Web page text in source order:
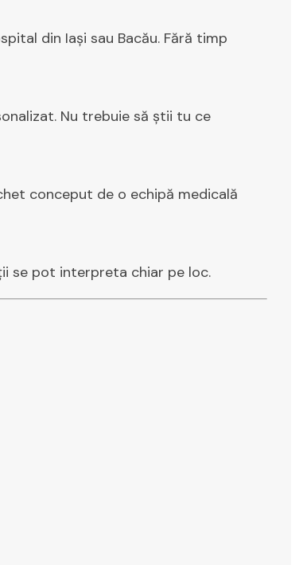
din Iași sau Bacău. Fără timp
Nu trebuie să știi tu ce
conceput de o echipă medicală
se pot interpreta chiar pe loc.